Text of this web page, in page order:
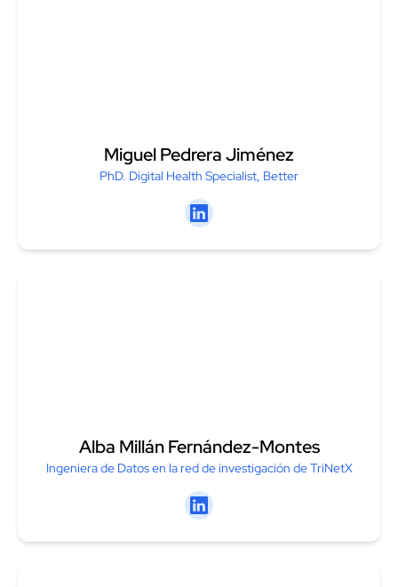
Miguel Pedrera Jiménez
PhD. Digital Health Specialist, Better
Linkedin
Alba Millán Fernández-Montes
Ingeniera de Datos en la red de investigación de TriNetX
Linkedin